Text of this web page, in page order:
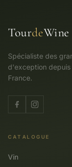
TourdeWine
Spécialiste des
d'exception depuis
France.
CATALOGUE
Vin